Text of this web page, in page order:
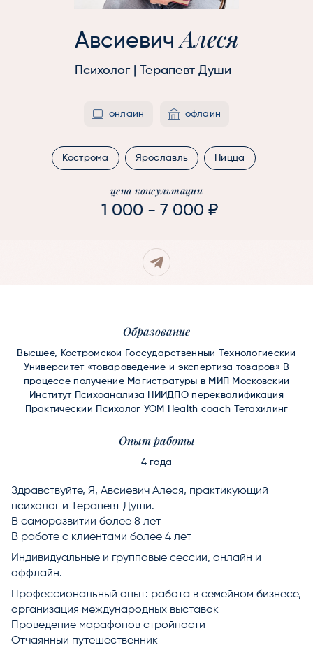
АвсиевичАлеся
Психолог | Терапевт Души
онлайн офлайн
Кострома Ярославль Ницца
цена консультации
1 000 - 7 000 ₽
Образование
Высшее, Костромской Госсударственный Технологиеский
Университет «товароведение и экспертиза товаров» В
процессе получение Магистратуры в МИП Московский
Институт Психоанализа НИИДПО переквалификация
Практический Психолог УОМ Health coach Тетахилинг
Опыт работы
4 года
Здравствуйте, Я, Авсиевич Алеся, практикующий
психолог и Терапевт Души.
В саморазвитии более 8 лет
В работе с клиентами более 4 лет
Индивидуальные и групповые сессии, онлайн и
оффлайн.
Профессиональный опыт: работа в семейном бизнесе,
организация международных выставок
Проведение марафонов стройности
Отчаянный путешественник